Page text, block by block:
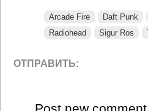
Arcade Fire Daft Punk
Radiohead
Sigur Ros
ОТПРАВИТЬ: